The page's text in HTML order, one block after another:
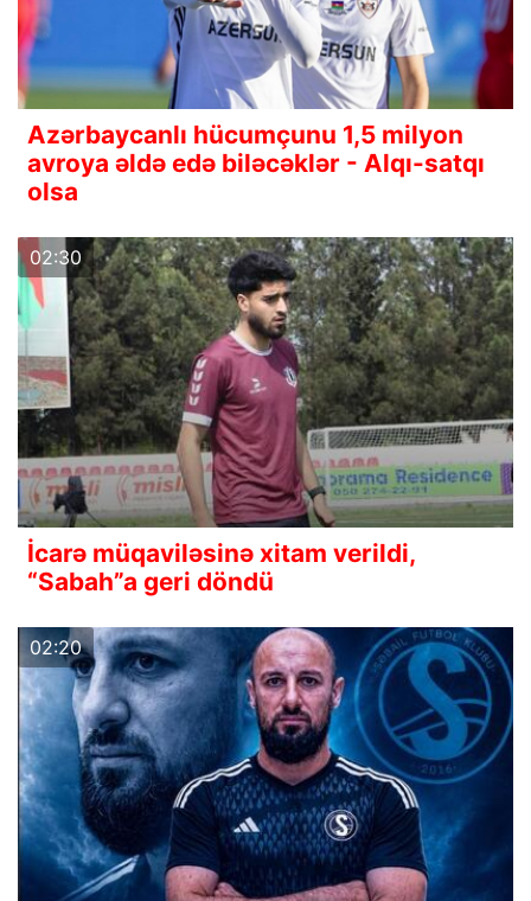
Azərbaycanlı hücumçunu 1,5 milyon
avroya əldə edə biləcəklər - Alqı-satqı
olsa
02:30
İcarə müqaviləsinə xitam verildi,
“Sabah”a geri döndü
02:20